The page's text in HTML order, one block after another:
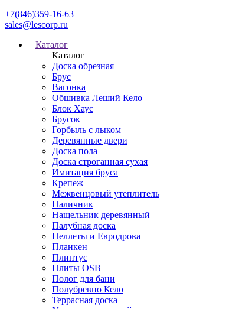
+7(846)359-16-63
sales@lescorp.ru
Каталог
Каталог
Доска обрезная
Брус
Вагонка
Обшивка Леший Кело
Блок Хаус
Брусок
Горбыль с лыком
Деревянные двери
Доска пола
Доска строганная сухая
Имитация бруса
Крепеж
Межвенцовый утеплитель
Наличник
Нащельник деревянный
Палубная доска
Пеллеты и Евродрова
Планкен
Плинтус
Плиты OSB
Полог для бани
Полубревно Кело
Террасная доска